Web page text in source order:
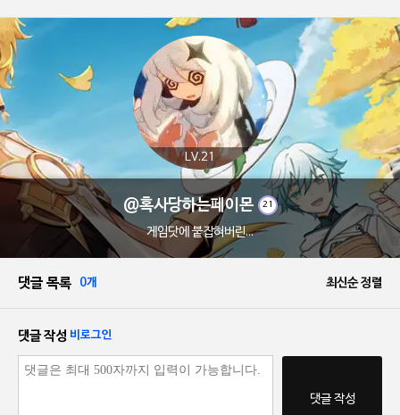
LV.21
@혹사당하는페이몬 21
게임닷에 붙잡혀버린...
댓글 목록 0개 최신순 정렬
댓글 작성 비로그인
댓글 작성